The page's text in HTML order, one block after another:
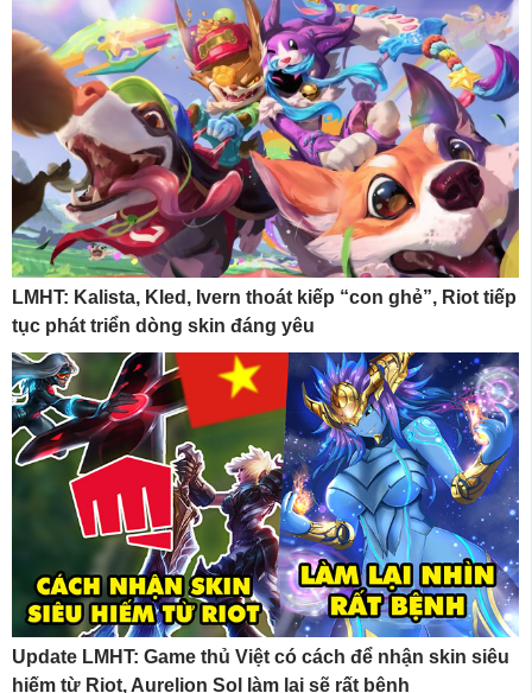
LMHT: Kalista, Kled, Ivern thoát kiếp “con ghẻ”, Riot tiếp
tục phát triển dòng skin đáng yêu
Update LMHT: Game thủ Việt có cách để nhận skin siêu
hiếm từ Riot, Aurelion Sol làm lại sẽ rất bệnh